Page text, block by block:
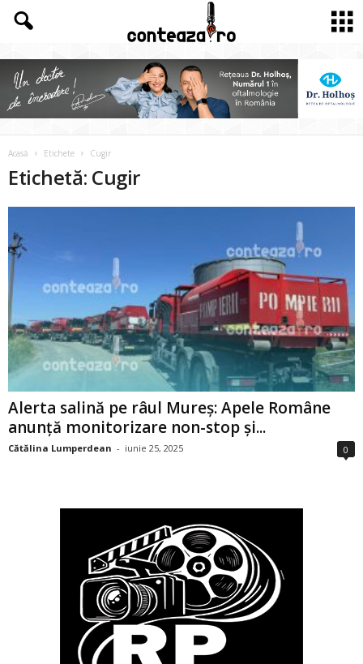
Acasă Etichete Cugir
Etichetă: Cugir
Alerta salină pe râul Mureș: Apele Române
anunță monitorizare non-stop și...
Cătălina Lumperdean - iunie 25, 2025 0